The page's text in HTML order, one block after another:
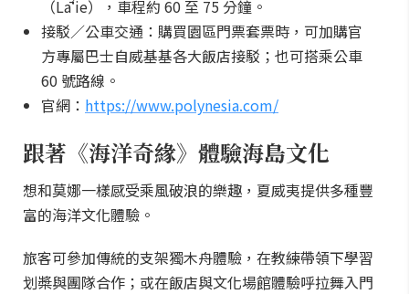
（Lāʻie），車程約 60 至 75 分鐘。
接駁／公車交通：購買園區門票套票時，可加購官
方專屬巴士自威基基各大飯店接駁；也可搭乘公車
60 號路線。
官網： https://www.polynesia.com/
跟著《海洋奇緣》體驗海島文化
想和莫娜一樣感受乘風破浪的樂趣，夏威夷提供多種豐
富的海洋文化體驗。
旅客可參加傳統的支架獨木舟體驗，在教練帶領下學習
划槳與團隊合作；或在飯店與文化場館體驗呼拉舞入門